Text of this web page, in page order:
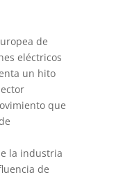
de
eléctricos
un hito
que
la industria
de